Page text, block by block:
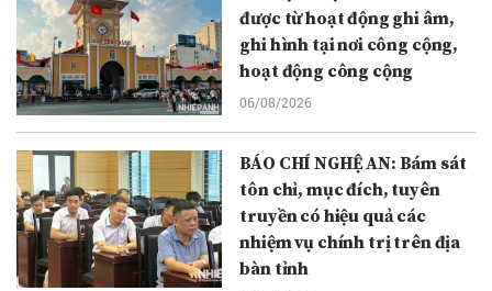
được từ hoạt động ghi âm,
ghi hình tại nơi công cộng,
hoạt động công cộng
06/08/2026
BÁO CHÍ NGHỆ AN: Bám sát
tôn chỉ, mục đích, tuyên
truyền có hiệu quả các
nhiệm vụ chính trị trên địa
bàn tỉnh